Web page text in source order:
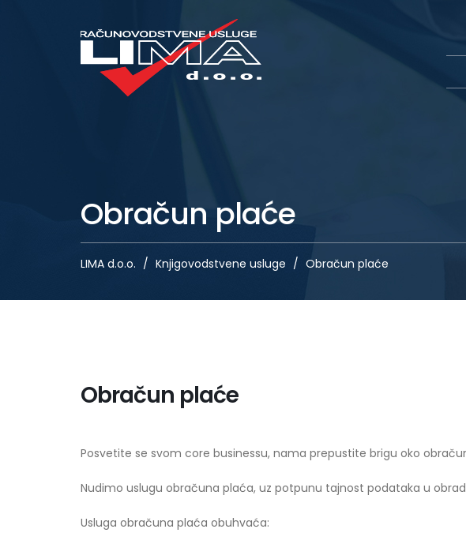
Obračun plaće
LIMA d.o.o. Knjigovodstvene usluge Obračun plaće
Obračun plaće
Posvetite se svom core businessu, nama prepustite brigu oko
Nudimo uslugu obračuna plaća, uz potpunu tajnost podataka u
Usluga obračuna plaća obuhvaća: